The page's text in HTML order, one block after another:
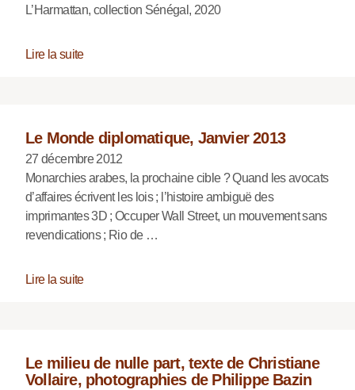
L’Harmattan, collection Sénégal, 2020
Lire la suite
Le Monde diplomatique, Janvier 2013
27 décembre 2012
Monarchies arabes, la prochaine cible ? Quand les avocats
d’affaires écrivent les lois ; l’histoire ambiguë des
imprimantes 3D ; Occuper Wall Street, un mouvement sans
revendications ; Rio de …
Lire la suite
Le milieu de nulle part, texte de Christiane
Vollaire, photographies de Philippe Bazin